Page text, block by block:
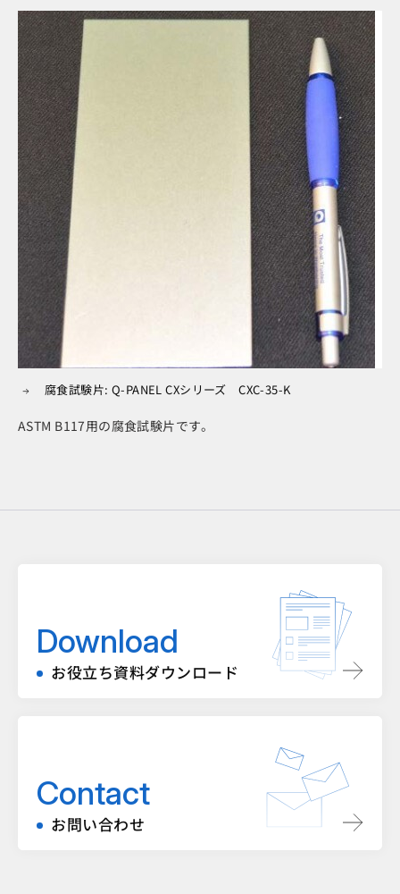
腐食試験片: Q-PANEL CXシリーズ CXC-35-K
ASTM B117用の腐食試験片です。
Download
お役立ち資料ダウンロード
Contact
お問い合わせ